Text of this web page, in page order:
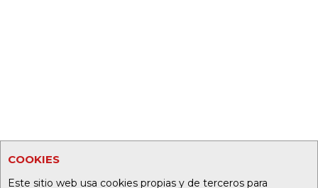
COOKIES
Este sitio web usa cookies propias y de terceros para